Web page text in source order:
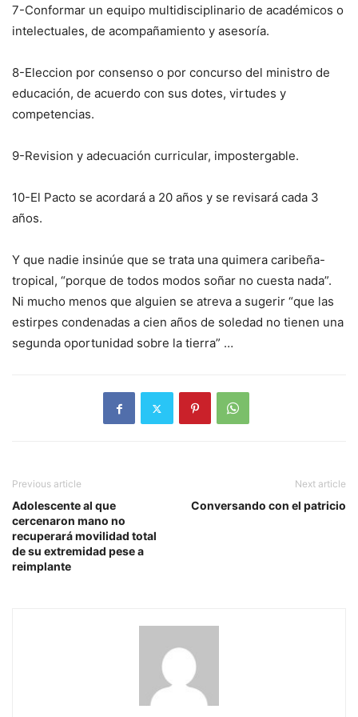
7-Conformar un equipo multidisciplinario de académicos o
intelectuales, de acompañamiento y asesoría.
8-Eleccion por consenso o por concurso del ministro de
educación, de acuerdo con sus dotes, virtudes y
competencias.
9-Revision y adecuación curricular, impostergable.
10-El Pacto se acordará a 20 años y se revisará cada 3
años.
Y que nadie insinúe que se trata una quimera caribeña-
tropical, “porque de todos modos soñar no cuesta nada”.
Ni mucho menos que alguien se atreva a sugerir “que las
estirpes condenadas a cien años de soledad no tienen una
segunda oportunidad sobre la tierra” …
Previous article
Adolescente al que
cercenaron mano no
recuperará movilidad total
de su extremidad pese a
reimplante
Next article
Conversando con el patricio